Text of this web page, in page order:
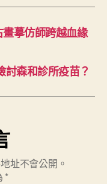
畫摹仿師跨越血緣
森和診所疫苗？
址不會公開。
*